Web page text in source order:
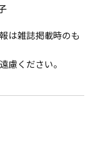
は雑誌掲載時のも
慮ください。